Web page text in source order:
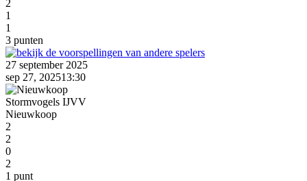
2
1
1
3 punten
27 september 2025
sep 27, 202513:30
Stormvogels IJVV
Nieuwkoop
2
2
0
2
1 punt